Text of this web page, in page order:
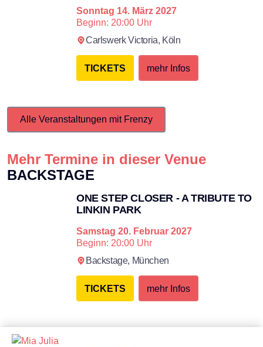
Sonntag 14. März 2027
Beginn: 20:00 Uhr
Carlswerk Victoria, Köln
TICKETS mehr Infos
Alle Veranstaltungen mit Frenzy
Mehr Termine in dieser Venue
BACKSTAGE
ONE STEP CLOSER - A TRIBUTE TO
LINKIN PARK
Samstag 20. Februar 2027
Beginn: 20:00 Uhr
Backstage, München
TICKETS mehr Infos